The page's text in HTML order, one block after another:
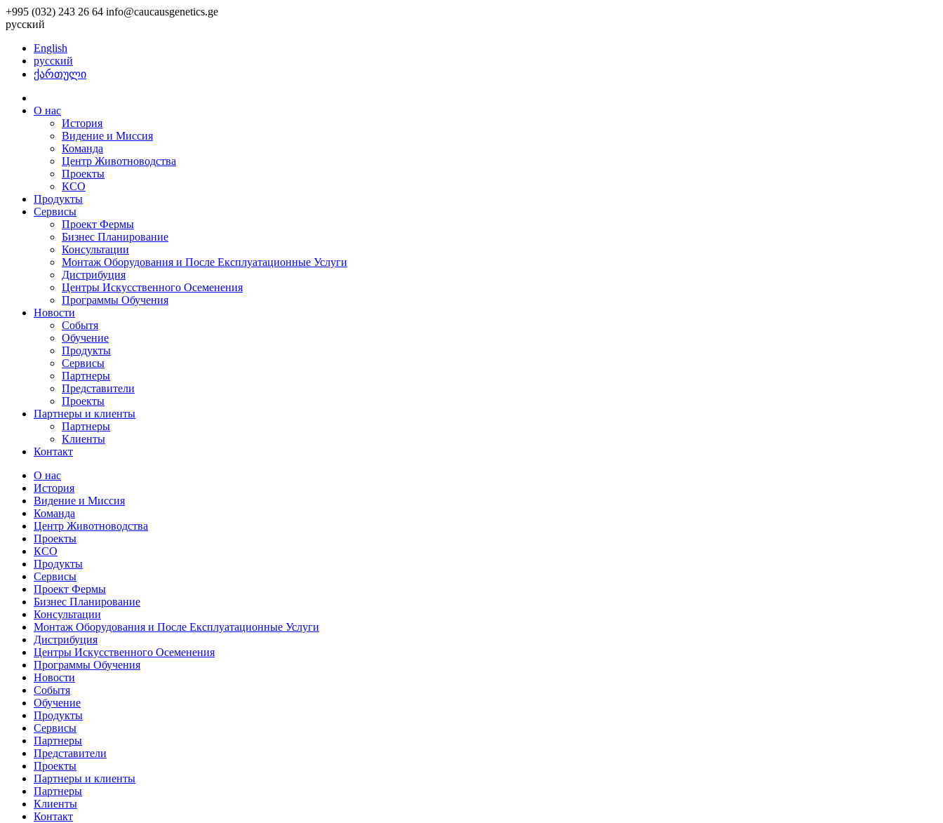
+995 (032) 243 26 64 info@caucausgenetics.ge
русский
English
русский
ქართული
О нас
История
Видение и Миссия
Команда
Центр Животноводства
Проекты
КCО
Продукты
Сервисы
Проект Фермы
Бизнес Планирование
Консультации
Монтаж Оборудования и После Експлуатационные Услуги
Дистрибуция
Центры Искусственного Осеменения
Программы Обучения
Новости
Событя
Обучение
Продукты
Сервисы
Партнеры
Представители
Проекты
Партнеры и клиенты
Партнеры
Клиенты
Контакт
О нас
История
Видение и Миссия
Команда
Центр Животноводства
Проекты
КCО
Продукты
Сервисы
Проект Фермы
Бизнес Планирование
Консультации
Монтаж Оборудования и После Експлуатационные Услуги
Дистрибуция
Центры Искусственного Осеменения
Программы Обучения
Новости
Событя
Обучение
Продукты
Сервисы
Партнеры
Представители
Проекты
Партнеры и клиенты
Партнеры
Клиенты
Контакт